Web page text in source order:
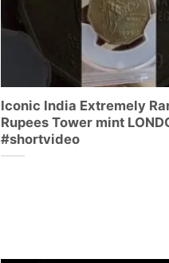
Iconic India Extremely
Rupees Tower mint
#shortvideo